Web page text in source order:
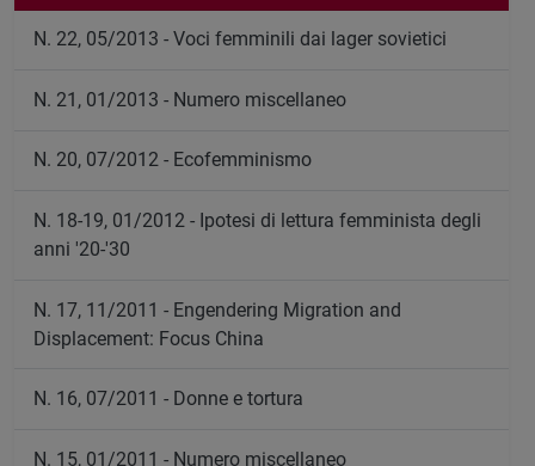
N. 22, 05/2013 - Voci femminili dai lager sovietici
N. 21, 01/2013 - Numero miscellaneo
N. 20, 07/2012 - Ecofemminismo
N. 18-19, 01/2012 - Ipotesi di lettura femminista degli
anni '20-'30
N. 17, 11/2011 - Engendering Migration and
Displacement: Focus China
N. 16, 07/2011 - Donne e tortura
N. 15, 01/2011 - Numero miscellaneo